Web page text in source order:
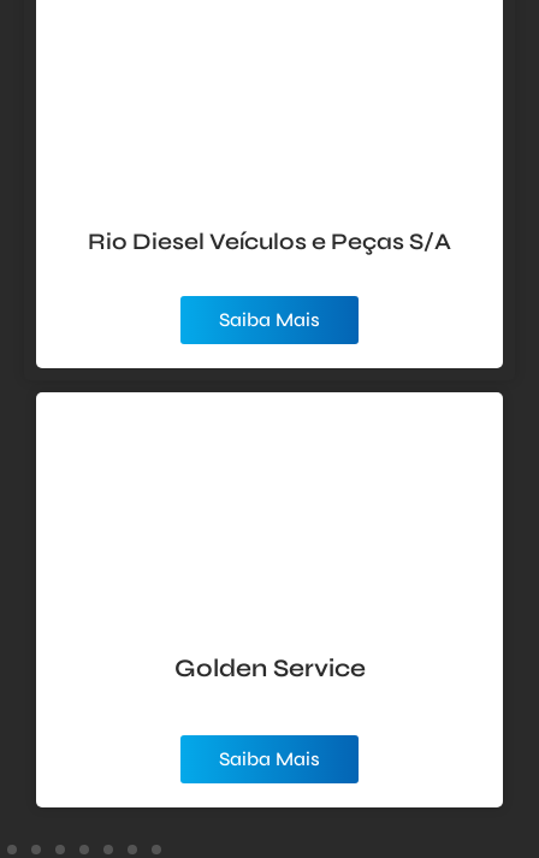
Rio Diesel Veículos e Peças S/A
Saiba Mais
Golden Service
Saiba Mais